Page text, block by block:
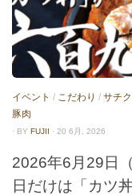
イベント / こだわり / サチ
豚肉
· BY FUJII · 20 6月, 2026
2026年6月29日
日だけは「カツ